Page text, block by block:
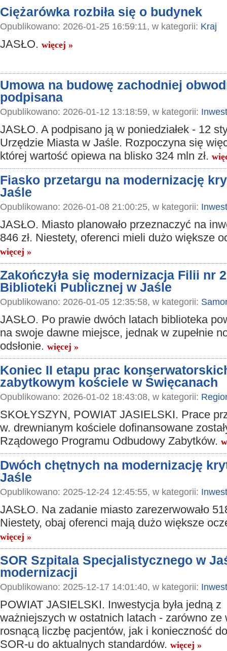
Ciężarówka rozbiła się o budynek
Opublikowano: 2026-01-25 16:59:11, w kategorii: Kraj
JASŁO. więcej »
Umowa na budowę zachodniej
podpisana
Opublikowano: 2026-01-12 13:18:59, w kategorii:
JASŁO. A podpisano ją w poniedziałek - 12
Urzędzie Miasta w Jaśle. Rozpoczyna się
której wartość opiewa na blisko 324 mln zł.
Fiasko przetargu na modernizację
Jaśle
Opublikowano: 2026-01-08 21:00:25, w kategorii:
JASŁO. Miasto planowało przeznaczyć na
846 zł. Niestety, oferenci mieli dużo większe
więcej »
Zakończyła się modernizacja Filii nr
Biblioteki Publicznej w Jaśle
Opublikowano: 2026-01-05 12:35:58, w kategorii:
JASŁO. Po prawie dwóch latach biblioteka
na swoje dawne miejsce, jednak w zupełnie
odsłonie. więcej »
Koniec II etapu prac
zabytkowym kościele w Święcanach
Opublikowano: 2026-01-02 18:43:08, w kategorii:
SKOŁYSZYN, POWIAT JASIELSKI. Prace
w. drewnianym kościele dofinansowane
Rządowego Programu Odbudowy Zabytków.
Dwóch chętnych na modernizację
Jaśle
Opublikowano: 2025-12-24 12:45:55, w kategorii:
JASŁO. Na zadanie miasto zarezerwowało
Niestety, obaj oferenci mają dużo większe
więcej »
SOR Szpitala Specjalistycznego w
modernizacji
Opublikowano: 2025-12-17 14:01:40, w kategorii:
POWIAT JASIELSKI. Inwestycja była jedną z
ważniejszych w ostatnich latach - zarówno ze
rosnącą liczbę pacjentów, jak i konieczność
SOR-u do aktualnych standardów. więcej »